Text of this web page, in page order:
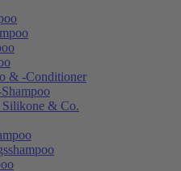
& -Conditioner
Silikone & Co.